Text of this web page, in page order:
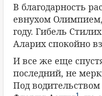
В благодарность
евнухом
году. Гибель
Аларих спокойно
И все же еще
последний, не
Под